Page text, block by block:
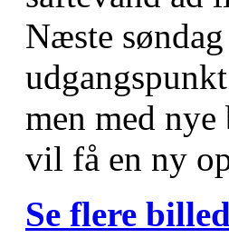
Næste
men med nye
vil få en ny
Se flere